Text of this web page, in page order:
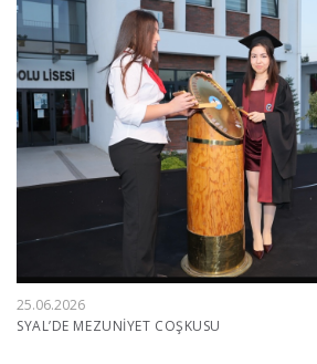
25.06.2026
SYAL’DE MEZUNİYET COŞKUSU